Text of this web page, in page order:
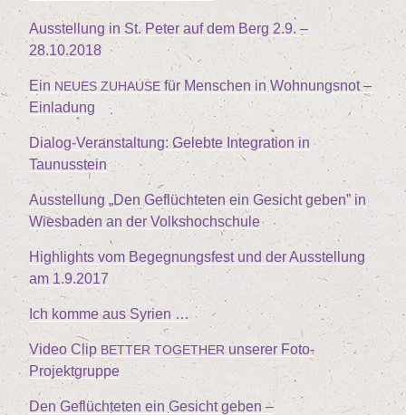
Aus­stel­lung in St. Peter auf dem Berg 2.9. –
28.10.2018
Ein NEUES ZUHAUSEfür Men­schen in Woh­nungs­not –
Einladung
Dia­log-Ver­an­stal­tung: Geleb­te Inte­gra­ti­on in
Taunusstein
Aus­stel­lung „Den Geflüch­te­ten ein Gesicht geben” in
Wies­ba­den an der Volkshochschule
High­lights vom Begeg­nungs­fest und der Aus­stel­lung
am 1.9.2017
Ich kom­me aus Syrien …
Video Clip BETTER TOGETHERunse­rer Foto-
Projektgruppe
Den Geflüch­te­ten ein Gesicht geben –